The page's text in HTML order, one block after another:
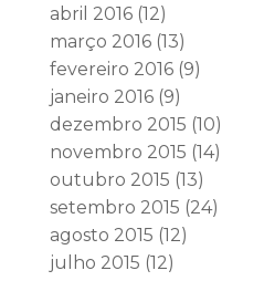
abril 2016(12)
março 2016(13)
fevereiro 2016(9)
janeiro 2016(9)
dezembro 2015 (10)
novembro 2015 (14)
outubro 2015 (13)
setembro 2015 (24)
agosto 2015 (12)
julho 2015 (12)